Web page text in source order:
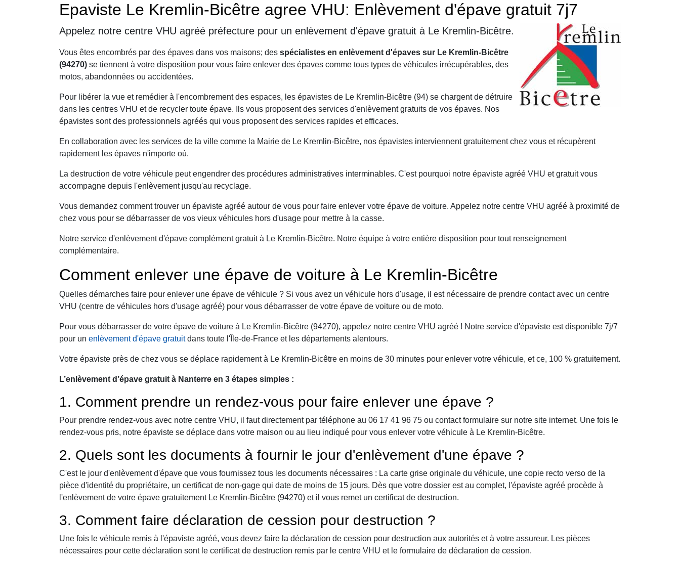
Epaviste Le Kremlin-Bicêtre agree VHU: Enlèvement d'épave gratuit 7j7
Appelez notre centre VHU agréé préfecture pour un enlèvement d'épave gratuit à Le Kremlin-Bicêtre.
Vous êtes encombrés par des épaves dans vos maisons; des spécialistes en enlèvement d'épaves sur Le Kremlin-Bicêtre
(94270) se tiennent à votre disposition pour vous faire enlever des épaves comme tous types de véhicules irrécupérables, des
motos, abandonnées ou accidentées.
Pour libérer la vue et remédier à l'encombrement des espaces, les épavistes de Le Kremlin-Bicêtre (94) se chargent de détruire
dans les centres VHU et de recycler toute épave. Ils vous proposent des services d'enlèvement gratuits de vos épaves. Nos
épavistes sont des professionnels agréés qui vous proposent des services rapides et efficaces.
En collaboration avec les services de la ville comme la Mairie de Le Kremlin-Bicêtre, nos épavistes interviennent gratuitement chez vous et récupèrent
rapidement les épaves n'importe où.
La destruction de votre véhicule peut engendrer des procédures administratives interminables. C'est pourquoi notre épaviste agréé VHU et gratuit vous
accompagne depuis l'enlèvement jusqu'au recyclage.
Vous demandez comment trouver un épaviste agréé autour de vous pour faire enlever votre épave de voiture. Appelez notre centre VHU agréé à proximité de
chez vous pour se débarrasser de vos vieux véhicules hors d'usage pour mettre à la casse.
Notre service d'enlèvement d'épave complément gratuit à Le Kremlin-Bicêtre. Notre équipe à votre entière disposition pour tout renseignement
complémentaire.
Comment enlever une épave de voiture à Le Kremlin-Bicêtre
Quelles démarches faire pour enlever une épave de véhicule ? Si vous avez un véhicule hors d'usage, il est nécessaire de prendre contact avec un centre
VHU (centre de véhicules hors d'usage agréé) pour vous débarrasser de votre épave de voiture ou de moto.
Pour vous débarrasser de votre épave de voiture à Le Kremlin-Bicêtre (94270), appelez notre centre VHU agréé ! Notre service d'épaviste est disponible 7j/7
pour un enlèvement d'épave gratuitdans toute l'Île-de-France et les départements alentours.
Votre épaviste près de chez vous se déplace rapidement à Le Kremlin-Bicêtre en moins de 30 minutes pour enlever votre véhicule, et ce, 100 % gratuitement.
L’enlèvement d’épave gratuit à Nanterre en 3 étapes simples :
1. Comment prendre un rendez-vous pour faire enlever une épave ?
Pour prendre rendez-vous avec notre centre VHU, il faut directement par téléphone au 06 17 41 96 75 ou contact formulaire sur notre site internet. Une fois le
rendez-vous pris, notre épaviste se déplace dans votre maison ou au lieu indiqué pour vous enlever votre véhicule à Le Kremlin-Bicêtre.
2. Quels sont les documents à fournir le jour d'enlèvement d'une épave ?
C'est le jour d'enlèvement d'épave que vous fournissez tous les documents nécessaires : La carte grise originale du véhicule, une copie recto verso de la
pièce d'identité du propriétaire, un certificat de non-gage qui date de moins de 15 jours. Dès que votre dossier est au complet, l'épaviste agréé procède à
l'enlèvement de votre épave gratuitement Le Kremlin-Bicêtre (94270) et il vous remet un certificat de destruction.
3. Comment faire déclaration de cession pour destruction ?
Une fois le véhicule remis à l'épaviste agréé, vous devez faire la déclaration de cession pour destruction aux autorités et à votre assureur. Les pièces
nécessaires pour cette déclaration sont le certificat de destruction remis par le centre VHU et le formulaire de déclaration de cession.